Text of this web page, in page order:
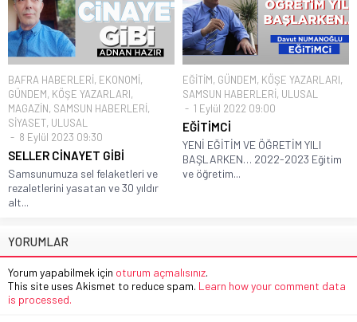
BAFRA HABERLERİ, EKONOMİ,
GÜNDEM, KÖŞE YAZARLARI,
MAGAZİN, SAMSUN HABERLERİ,
SİYASET, ULUSAL
8 Eylül 2023 09:30
SELLER CİNAYET GİBİ
Samsunumuza sel felaketleri ve
rezaletlerini yasatan ve 30 yıldır
alt...
EĞİTİM, GÜNDEM, KÖŞE YAZARLARI,
SAMSUN HABERLERİ, ULUSAL
1 Eylül 2022 09:00
EĞİTİMCİ
YENİ EĞİTİM VE ÖĞRETİM YILI
BAŞLARKEN… 2022-2023 Eğitim
ve öğretim...
YORUMLAR
Yorum yapabilmek için oturum açmalısınız.
This site uses Akismet to reduce spam. Learn how your comment data
is processed.